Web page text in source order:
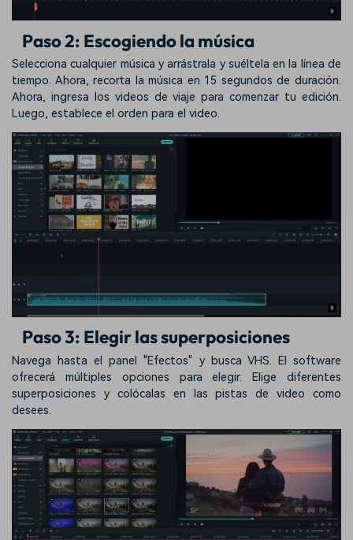
Paso 2: Escogiendo la música
Selecciona cualquier música y arrástrala y suéltela en la línea de
tiempo. Ahora, recorta la música en 15 segundos de duración.
Ahora, ingresa los videos de viaje para comenzar tu edición.
Luego, establece el orden para el video.
Paso 3: Elegir las superposiciones
Navega hasta el panel "Efectos" y busca VHS. El software
ofrecerá múltiples opciones para elegir. Elige diferentes
superposiciones y colócalas en las pistas de video como
desees.